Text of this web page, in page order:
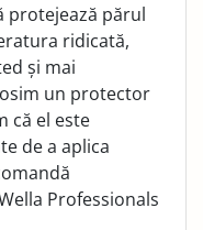
protejează părul
ridicată,
și mai
un protector
că el este
de a aplica
Professionals